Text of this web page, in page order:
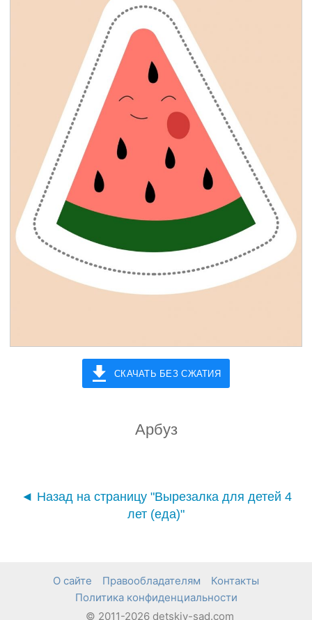
СКАЧАТЬ БЕЗ СЖАТИЯ
Арбуз
◄ Назад на страницу "Вырезалка для детей 4
лет (еда)"
О сайте Правообладателям
Контакты
Политика конфиденциальности
© 2011-2026 detskiy-sad.com